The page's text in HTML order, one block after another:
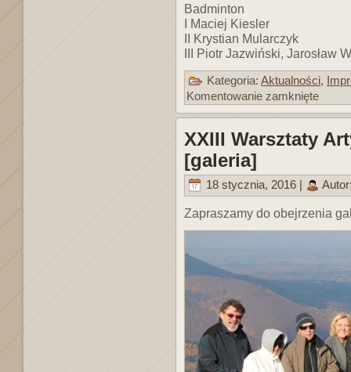
Badminton
I Maciej Kiesler
II Krystian Mularczyk
III Piotr Jazwiński, Jarosław
Kategoria: Aktualności,
Komentowanie zamknięte
XXIII Warsztaty
[galeria]
18 stycznia, 2016 |
Zapraszamy do obejrzenia